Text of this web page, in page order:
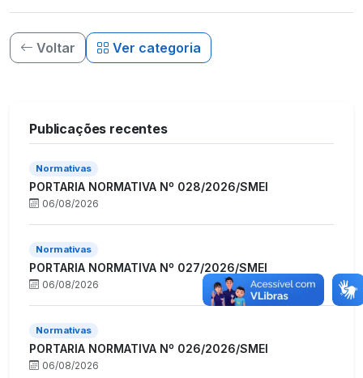
Voltar Ver categoria
Publicações recentes
Normativas
PORTARIA NORMATIVA Nº 028/2026/SMEI
06/08/2026
Normativas
PORTARIA NORMATIVA Nº 027/2026/SMEI
06/08/2026
Normativas
PORTARIA NORMATIVA Nº 026/2026/SMEI
06/08/2026